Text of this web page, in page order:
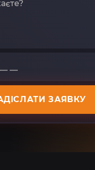
ЗАЯВКУ